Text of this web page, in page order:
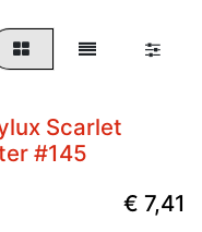
Niet op voorraad
Scarlet
#145
€ 7,41